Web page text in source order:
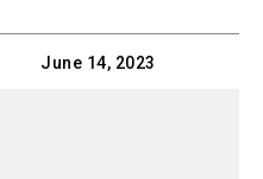
June 14, 2023